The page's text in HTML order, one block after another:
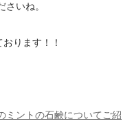
いね。
ります！！
ミントの石鹸についてご紹